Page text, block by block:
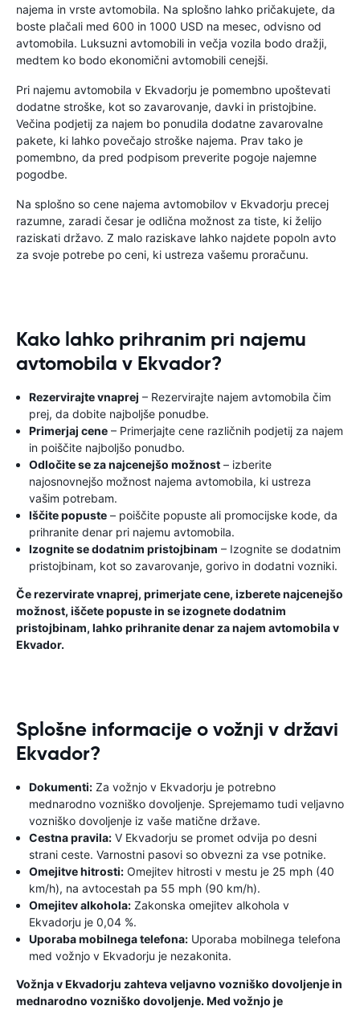
najema in vrste avtomobila. Na splošno lahko pričakujete, da
boste plačali med 600 in 1000 USD na mesec, odvisno od
avtomobila. Luksuzni avtomobili in večja vozila bodo dražji,
medtem ko bodo ekonomični avtomobili cenejši.
Pri najemu avtomobila v Ekvadorju je pomembno upoštevati
dodatne stroške, kot so zavarovanje, davki in pristojbine.
Večina podjetij za najem bo ponudila dodatne zavarovalne
pakete, ki lahko povečajo stroške najema. Prav tako je
pomembno, da pred podpisom preverite pogoje najemne
pogodbe.
Na splošno so cene najema avtomobilov v Ekvadorju precej
razumne, zaradi česar je odlična možnost za tiste, ki želijo
raziskati državo. Z malo raziskave lahko najdete popoln avto
za svoje potrebe po ceni, ki ustreza vašemu proračunu.
Kako lahko prihranim pri najemu
avtomobila v Ekvador?
Rezervirajte vnaprej – Rezervirajte najem avtomobila čim
prej, da dobite najboljše ponudbe.
Primerjaj cene – Primerjajte cene različnih podjetij za najem
in poiščite najboljšo ponudbo.
Odločite se za najcenejšo možnost – izberite
najosnovnejšo možnost najema avtomobila, ki ustreza
vašim potrebam.
Iščite popuste – poiščite popuste ali promocijske kode, da
prihranite denar pri najemu avtomobila.
Izognite se dodatnim pristojbinam – Izognite se dodatnim
pristojbinam, kot so zavarovanje, gorivo in dodatni vozniki.
Če rezervirate vnaprej, primerjate cene, izberete najcenejšo
možnost, iščete popuste in se izognete dodatnim
pristojbinam, lahko prihranite denar za najem avtomobila v
Ekvador.
Splošne informacije o vožnji v državi
Ekvador?
Dokumenti: Za vožnjo v Ekvadorju je potrebno
mednarodno vozniško dovoljenje. Sprejemamo tudi veljavno
vozniško dovoljenje iz vaše matične države.
Cestna pravila: V Ekvadorju se promet odvija po desni
strani ceste. Varnostni pasovi so obvezni za vse potnike.
Omejitve hitrosti: Omejitev hitrosti v mestu je 25 mph (40
km/h), na avtocestah pa 55 mph (90 km/h).
Omejitev alkohola: Zakonska omejitev alkohola v
Ekvadorju je 0,04 %.
Uporaba mobilnega telefona: Uporaba mobilnega telefona
med vožnjo v Ekvadorju je nezakonita.
Vožnja v Ekvadorju zahteva veljavno vozniško dovoljenje in
mednarodno vozniško dovoljenje. Med vožnjo je